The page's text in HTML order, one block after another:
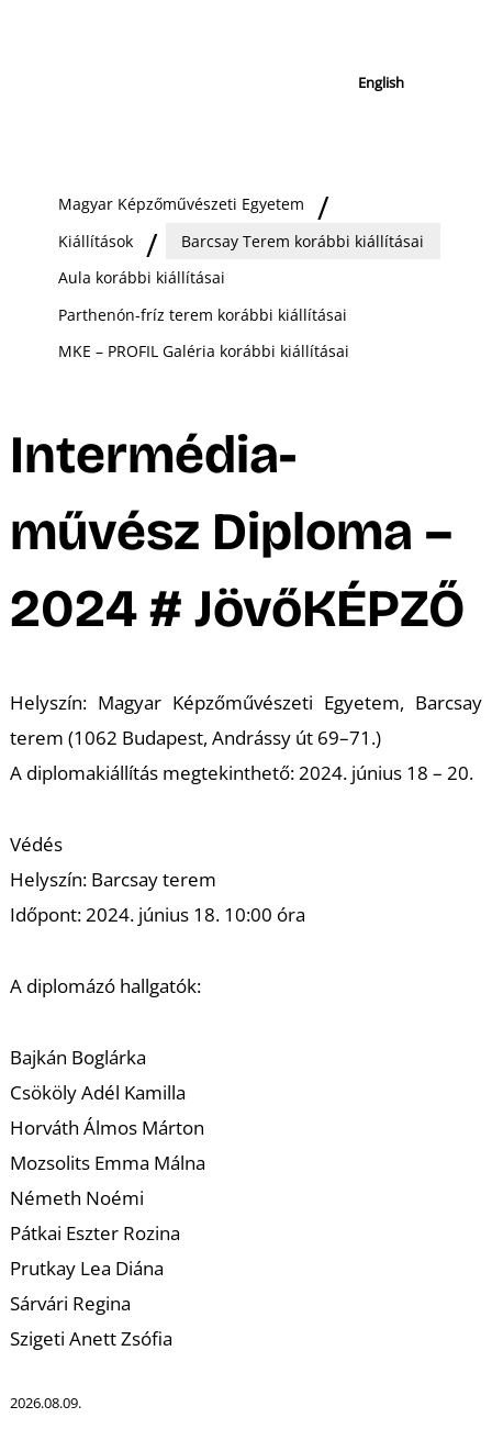
English
Magyar Képzőművészeti Egyetem
Kiállítások
Barcsay Terem korábbi kiállításai
Aula korábbi kiállításai
Parthenón-fríz terem korábbi kiállításai
MKE – PROFIL Galéria korábbi kiállításai
Intermédia-
művész Diploma –
2024 # JövőKÉPZŐ
Helyszín: Magyar Képzőművészeti Egyetem, Barcsay
terem (1062 Budapest, Andrássy út 69–71.)
A diplomakiállítás megtekinthető: 2024. június 18 – 20.
Védés
Helyszín: Barcsay terem
Időpont: 2024. június 18. 10:00 óra
A diplomázó hallgatók:
Bajkán Boglárka
Csököly Adél Kamilla
Horváth Álmos Márton
Mozsolits Emma Málna
Németh Noémi
Pátkai Eszter Rozina
Prutkay Lea Diána
Sárvári Regina
Szigeti Anett Zsófia
2026.08.09.